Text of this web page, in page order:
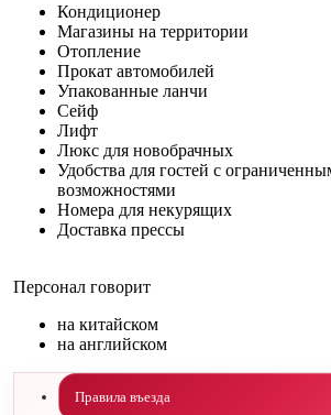
Кондиционер
Магазины на территории
Отопление
Прокат автомобилей
Упакованные ланчи
Сейф
Лифт
Люкс для новобрачных
Удобства для гостей с
возможностями
Номера для некурящих
Доставка прессы
Персонал говорит
на китайском
на английском
Правила въезда